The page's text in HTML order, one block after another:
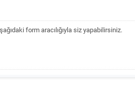
form aracılığıyla siz yapabilirsiniz.